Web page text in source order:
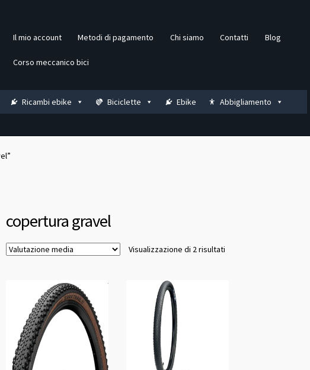
Il mio account Metodi di pagamento Chi siamo Contatti Blog
Corso meccanico bici
Ricambi ebike Biciclette Ebike Abbigliamento
copertura gravel
Visualizzazione di 2 risultatiValutazione